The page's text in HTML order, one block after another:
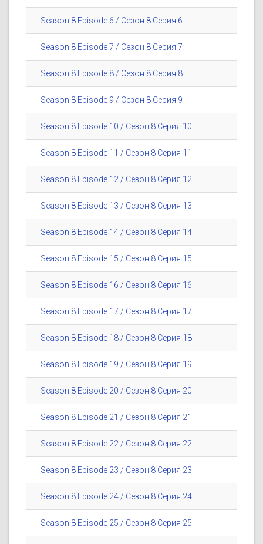
Season 8 Episode 6 / Сезон 8 Серия 6
Season 8 Episode 7 / Сезон 8 Серия 7
Season 8 Episode 8 / Сезон 8 Серия 8
Season 8 Episode 9 / Сезон 8 Серия 9
Season 8 Episode 10 / Сезон 8 Серия 10
Season 8 Episode 11 / Сезон 8 Серия 11
Season 8 Episode 12 / Сезон 8 Серия 12
Season 8 Episode 13 / Сезон 8 Серия 13
Season 8 Episode 14 / Сезон 8 Серия 14
Season 8 Episode 15 / Сезон 8 Серия 15
Season 8 Episode 16 / Сезон 8 Серия 16
Season 8 Episode 17 / Сезон 8 Серия 17
Season 8 Episode 18 / Сезон 8 Серия 18
Season 8 Episode 19 / Сезон 8 Серия 19
Season 8 Episode 20 / Сезон 8 Серия 20
Season 8 Episode 21 / Сезон 8 Серия 21
Season 8 Episode 22 / Сезон 8 Серия 22
Season 8 Episode 23 / Сезон 8 Серия 23
Season 8 Episode 24 / Сезон 8 Серия 24
Season 8 Episode 25 / Сезон 8 Серия 25